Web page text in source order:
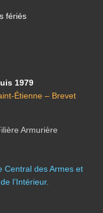
fériés
1979
Étienne – Brevet
Armurière
Central des Armes et
l’Intérieur.